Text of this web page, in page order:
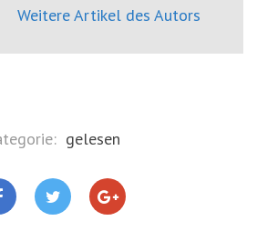
Weitere Artikel des Autors
gelesen